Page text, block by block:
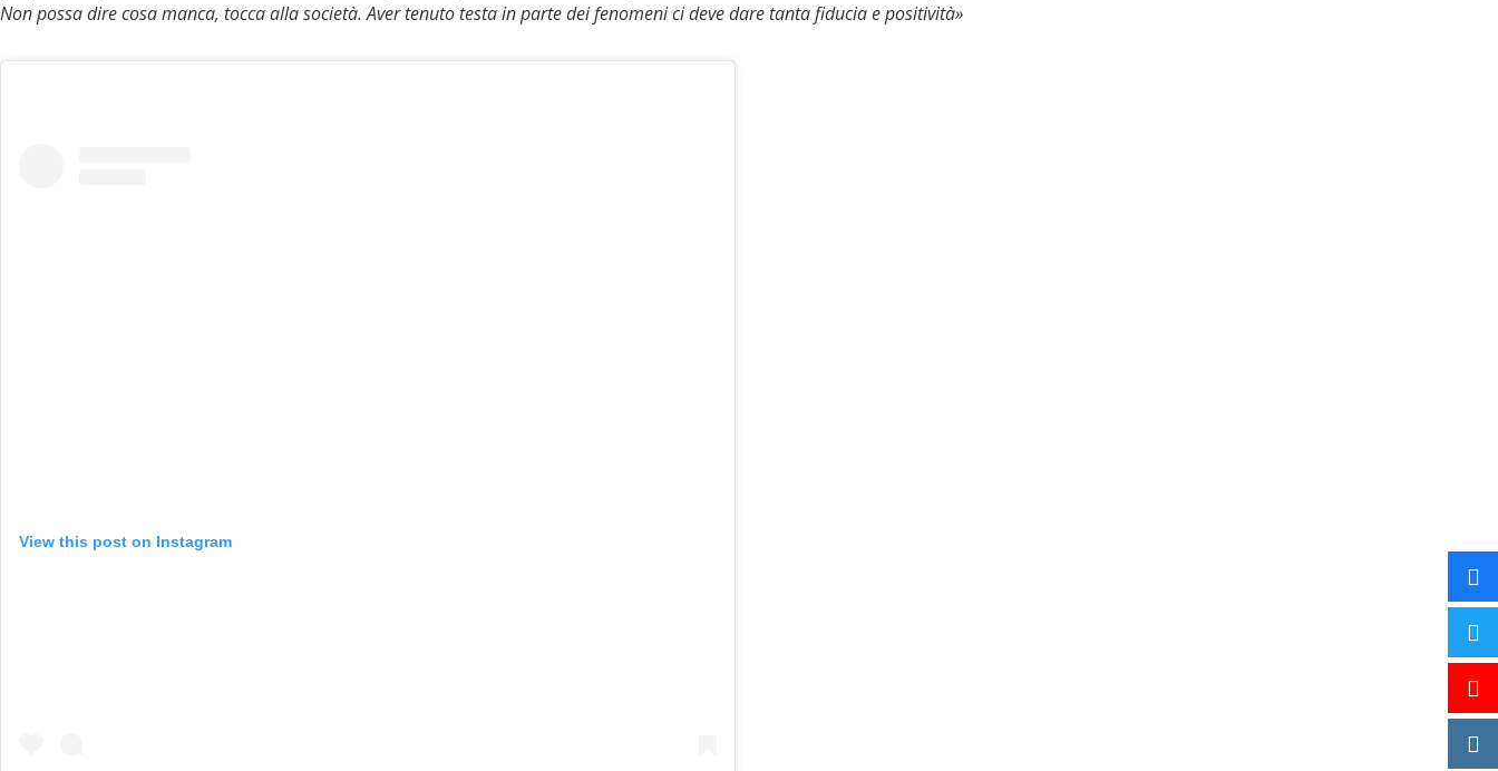
Non possa dire cosa manca, tocca alla società. Aver tenuto testa in parte dei fenomeni ci deve dare tanta fiducia e positività»
View this post on Instagram